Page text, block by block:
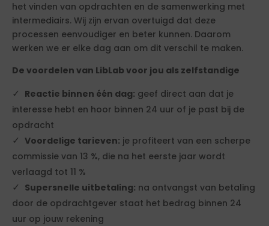
het vinden van opdrachten en de samenwerking met
intermediairs. Wij zijn ervan overtuigd dat deze
processen eenvoudiger en beter kunnen. Daarom
werken we er elke dag aan om dit verschil te maken.
De voordelen van LibLab voor jou als zelfstandige
Reactie binnen één dag: geef direct aan dat je
interesse hebt en hoor binnen 24 uur of je past bij de
opdracht
Voordelige tarieven: je profiteert van een scherpe
commissie van 13 %, die na het eerste jaar wordt
verlaagd tot 11 %
Supersnelle uitbetaling: na ontvangst van betaling
door de opdrachtgever staat het bedrag binnen 24
uur op jouw rekening